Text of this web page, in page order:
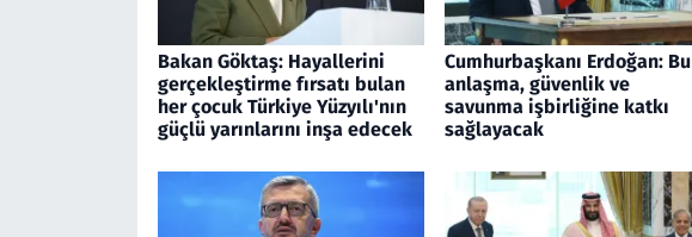
Bakan Göktaş: Hayallerini
gerçekleştirme fırsatı bulan
her çocuk Türkiye Yüzyılı'nın
güçlü yarınlarını inşa edecek
Cumhurbaşkanı Erdoğan: Bu
anlaşma, güvenlik ve
savunma işbirliğine katkı
sağlayacak